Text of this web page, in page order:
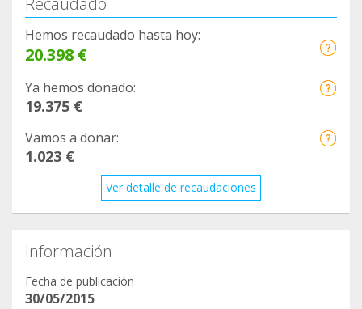
https://www.teaming.net/fandellluis
Una gran abraçada i moltes gràcies a tots!!!
#fandellluís #fundacionandresmarcio
#lafuerzadealvaro #teaming
Hemos recaudado hasta hoy:
20.398 €
Ya hemos donado:
19.375 €
Vamos a donar:
1.023 €
Ver detalle de recaudaciones
Información
Fecha de publicación
30/05/2015